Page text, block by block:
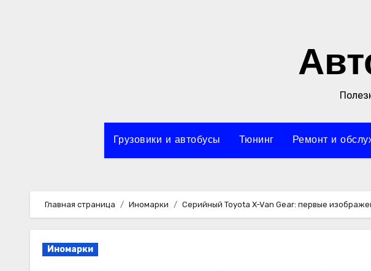
Грузовики и автобусы Тюнинг Ремонт и
Главная страница Иномарки Серийный Toyota X-Van Gear: первые
Иномарки